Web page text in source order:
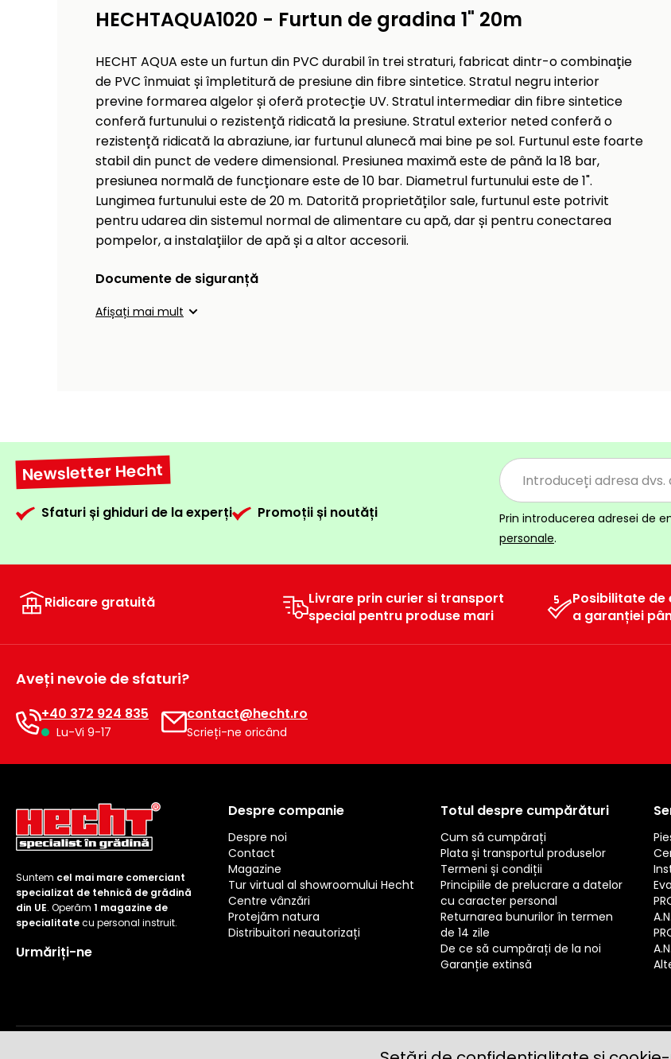
HECHTAQUA1020 - Furtun de gradina 1" 20m
HECHT AQUA este un furtun din PVC durabil în trei straturi, fabricat dintr-o combinație
de PVC înmuiat și împletitură de presiune din fibre sintetice. Stratul negru interior
previne formarea algelor și oferă protecție UV. Stratul intermediar din fibre sintetice
conferă furtunului o rezistență ridicată la presiune. Stratul exterior neted conferă o
rezistență ridicată la abraziune, iar furtunul alunecă mai bine pe sol. Furtunul este foarte
stabil din punct de vedere dimensional. Presiunea maximă este de până la 18 bar,
presiunea normală de funcționare este de 10 bar. Diametrul furtunului este de 1".
Lungimea furtunului este de 20 m. Datorită proprietăților sale, furtunul este potrivit
pentru udarea din sistemul normal de alimentare cu apă, dar și pentru conectarea
pompelor, a instalațiilor de apă și a altor accesorii.
Documente de siguranță
Afișați mai mult
Newsletter Hecht
Sfaturi și ghiduri de la experți Promoții și noutăți Prin introducerea adresei de
personale.
Ridicare gratuită
Livrare prin curier si transport
special pentru produse mari
Posibilitate de
a garanției
Aveți nevoie de sfaturi?
+40 372 924 835
Lu-Vi 9-17
contact@hecht.ro
Scrieți-ne oricând
Suntem cel mai mare comerciant
specializat de tehnică de grădină
din UE. Operăm 1 magazine de
specialitatecu personal instruit.
Urmăriți-ne
Despre companie
Despre noi
Contact
Magazine
Tur virtual al showroomului Hecht
Centre vânzări
Protejăm natura
Distribuitori neautorizați
Totul despre cumpărături
Cum să cumpărați
Plata și transportul produselor
Termeni și condiții
Principiile de prelucrare a datelor
cu caracter personal
Returnarea bunurilor în termen
de 14 zile
De ce să cumpărați de la noi
Garanție extinsă